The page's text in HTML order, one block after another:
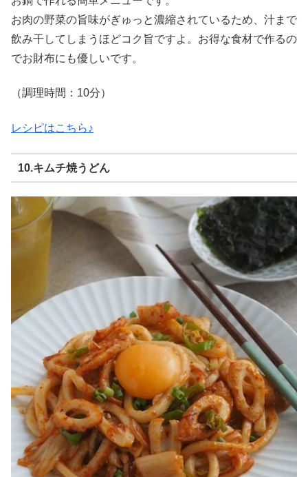
お肉の野菜の旨味がぎゅっと濃縮されているため、汁まで
飲み干してしまうほどコク旨ですよ。お得な食材で作るの
でお財布にも優しいです。
（調理時間：10分）
レシピはこちら♪
10.キムチ焼うどん